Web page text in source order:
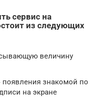
сервис на
из следующих
величину
появления знакомой по
на экране